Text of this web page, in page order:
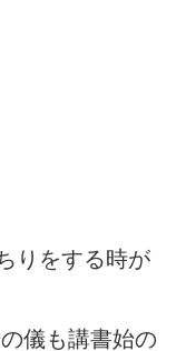
りをする時が
儀も講書始の